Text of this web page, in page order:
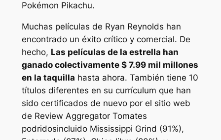
Pokémon Pikachu.
Muchas películas de Ryan Reynolds han
encontrado un éxito crítico y comercial. De
hecho, Las películas de la estrella han
ganado colectivamente $ 7.99 mil millones
en la taquilla hasta ahora. También tiene 10
títulos diferentes en su currículum que han
sido certificados de nuevo por el sitio web
de Review Aggregator Tomates
podridosincluido Mississippi Grind (91%),